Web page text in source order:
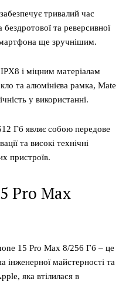
тривалий час
та реверсивної
ще зручнішим.
і міцним матеріалам
та алюмінієва рамка, Mate
у використанні.
Гб являє собою передове
та високі технічні
пристроїв.
Pro Max
15 Pro Max 8/256 Гб – це
майстерності та
яка втілилася в